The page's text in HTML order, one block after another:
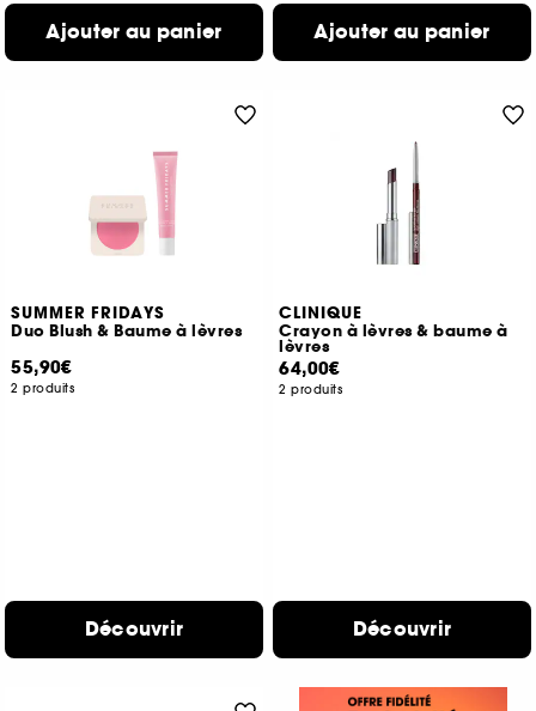
Ajouter au panier Ajouter au panier
SUMMER FRIDAYS
Duo Blush & Baume à lèvres
55,90€
2 produits
Découvrir
CLINIQUE
Crayon à lèvres & baume à
lèvres
64,00€
2 produits
Découvrir